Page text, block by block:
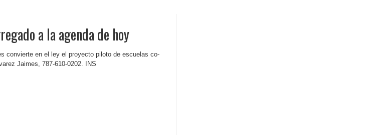
a la agenda de hoy
convierte en el ley el proyecto piloto de escuelas co-
Jaimes, 787-610-0202. INS